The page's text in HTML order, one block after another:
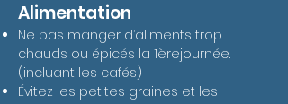
Alimentation
Ne pas manger d’aliments trop
chauds ou épicés la 1èrejournée.
(incluant les cafés)
Évitez les petites graines et les